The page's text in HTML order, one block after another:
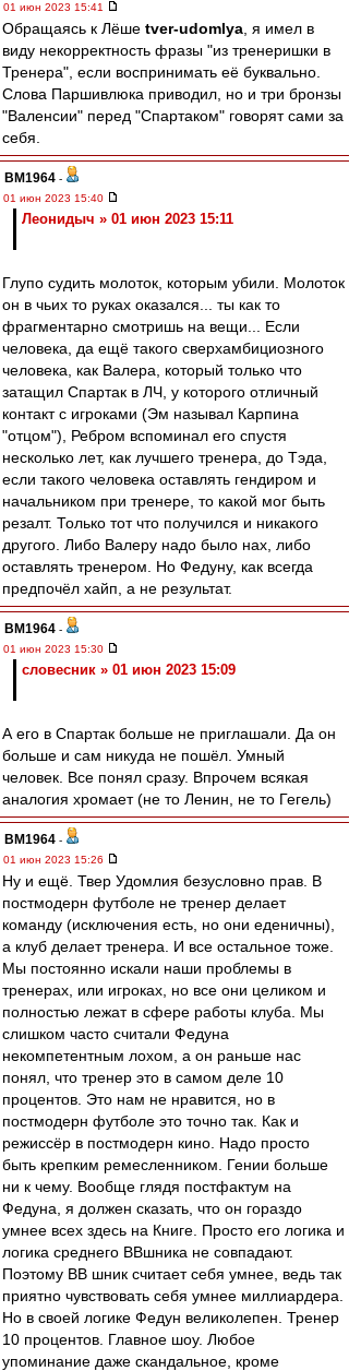
01 июн 2023 15:41
Обращаясь к Лёше tver-udomlya , я имел в
виду некорректность фразы "из тренеришки в
Тренера", если воспринимать её буквально.
Слова Паршивлюка приводил, но и три бронзы
"Валенсии" перед "Спартаком" говорят сами за
себя.
BM1964 -
01 июн 2023 15:40
Леонидыч » 01 июн 2023 15:11
Глупо судить молоток, которым убили. Молоток
он в чьих то руках оказался... ты как то
фрагментарно смотришь на вещи... Если
человека, да ещё такого сверхамбициозного
человека, как Валера, который только что
затащил Спартак в ЛЧ, у которого отличный
контакт с игроками (Эм называл Карпина
"отцом"), Ребром вспоминал его спустя
несколько лет, как лучшего тренера, до Тэда,
если такого человека оставлять гендиром и
начальником при тренере, то какой мог быть
резалт. Только тот что получился и никакого
другого. Либо Валеру надо было нах, либо
оставлять тренером. Но Федуну, как всегда
предпочёл хайп, а не результат.
BM1964 -
01 июн 2023 15:30
словесник » 01 июн 2023 15:09
А его в Спартак больше не приглашали. Да он
больше и сам никуда не пошёл. Умный
человек. Все понял сразу. Впрочем всякая
аналогия хромает (не то Ленин, не то Гегель)
BM1964 -
01 июн 2023 15:26
Ну и ещё. Твер Удомлия безусловно прав. В
постмодерн футболе не тренер делает
команду (исключения есть, но они еденичны),
а клуб делает тренера. И все остальное тоже.
Мы постоянно искали наши проблемы в
тренерах, или игроках, но все они целиком и
полностью лежат в сфере работы клуба. Мы
слишком часто считали Федуна
некомпетентным лохом, а он раньше нас
понял, что тренер это в самом деле 10
процентов. Это нам не нравится, но в
постмодерн футболе это точно так. Как и
режиссёр в постмодерн кино. Надо просто
быть крепким ремесленником. Гении больше
ни к чему. Вообще глядя постфактум на
Федуна, я должен сказать, что он гораздо
умнее всех здесь на Книге. Просто его логика и
логика среднего ВВшника не совпадают.
Поэтому ВВ шник считает себя умнее, ведь так
приятно чувствовать себя умнее миллиардера.
Но в своей логике Федун великолепен. Тренер
10 процентов. Главное шоу. Любое
упоминание даже скандальное, кроме